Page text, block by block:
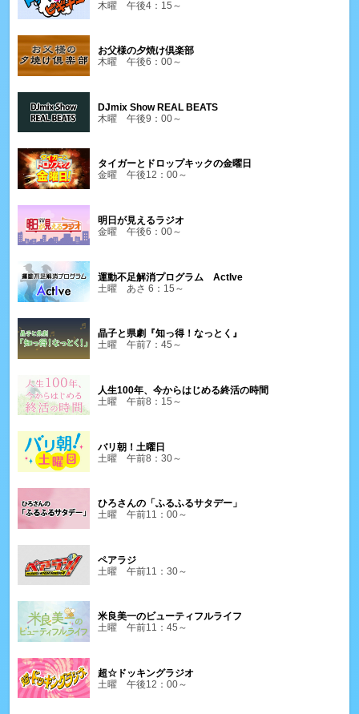
木曜 午後4：15～
お父様の夕焼け倶楽部
木曜 午後6：00～
DJmix Show REAL BEATS
木曜 午後9：00～
タイガーとドロップキックの金曜日
金曜 午後12：00～
明日が見えるラジオ
金曜 午後6：00～
運動不足解消プログラム ActIve
土曜 あさ 6：15～
晶子と県劇『知っ得！なっとく』
土曜 午前7：45～
人生100年、今からはじめる終活の時間
土曜 午前8：15～
バリ朝！土曜日
土曜 午前8：30～
ひろさんの「ふるふるサタデー」
土曜 午前11：00～
ペアラジ
土曜 午前11：30～
米良美一のビューティフルライフ
土曜 午前11：45～
超☆ドッキングラジオ
土曜 午後12：00～